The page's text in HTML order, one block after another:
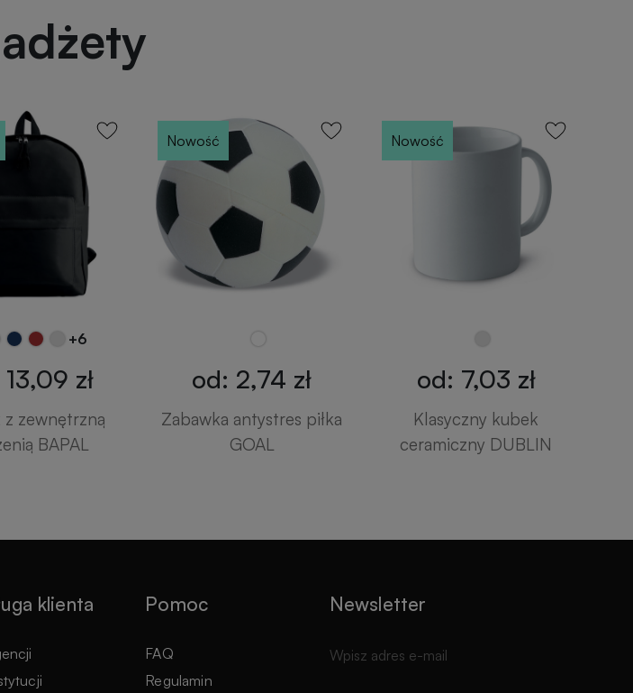
+6
zł
z zewnętrzną
BAPAL
Nowość
od: 2,74 zł
Zabawka antystres piłka
GOAL
Nowość
od: 7,03 zł
Klasyczny kubek
ceramiczny DUBLIN
klienta Pomoc
FAQ
Regulamin
Newsletter